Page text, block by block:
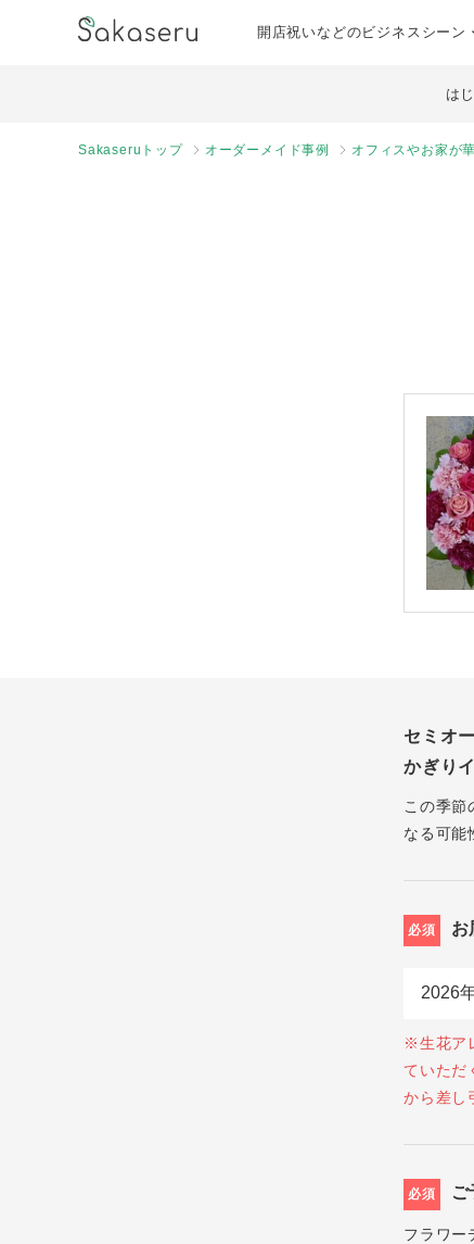
開店祝いなどのビジネスシーン
は
Sakaseruトップ オーダーメイド事例 オフィスやお家が
セミオ
かぎり
この季節
なる可能
必須 お
※生花ア
ていただ
から差し
必須 ご
フラワ